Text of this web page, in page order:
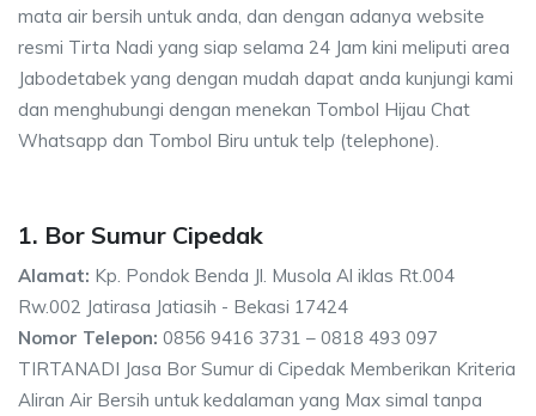
mata air bersih untuk anda, dan dengan adanya website
resmi Tirta Nadi yang siap selama 24 Jam kini meliputi area
Jabodetabek yang dengan mudah dapat anda kunjungi kami
dan menghubungi dengan menekan Tombol Hijau Chat
Whatsapp dan Tombol Biru untuk telp (telephone).
1. Bor Sumur Cipedak
Alamat: Kp. Pondok Benda Jl. Musola Al iklas Rt.004
Rw.002 Jatirasa Jatiasih - Bekasi 17424
Nomor Telepon: 0856 9416 3731 – 0818 493 097
TIRTANADI Jasa Bor Sumur di Cipedak Memberikan Kriteria
Aliran Air Bersih untuk kedalaman yang Max simal tanpa